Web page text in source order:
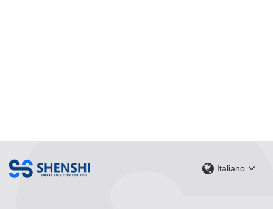
Italiano